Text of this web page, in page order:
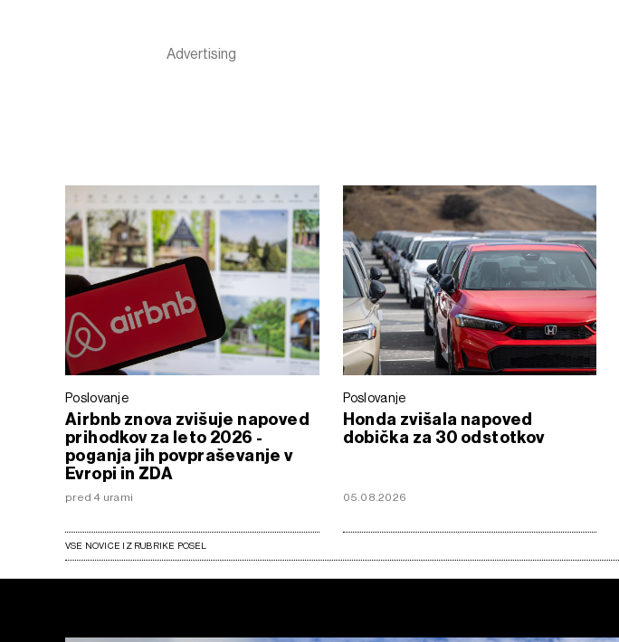
Poslovanje
Airbnb znova zvišuje napoved
prihodkov za leto 2026 -
poganja jih povpraševanje v
Evropi in ZDA
pred 4 urami
Poslovanje
Honda zvišala napoved
dobička za 30 odstotkov
05.08.2026
VSE NOVICE IZ RUBRIKE POSEL